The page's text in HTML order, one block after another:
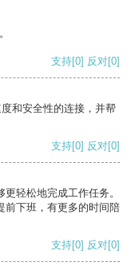
支持[0] 反对[0]
和安全性的连接，并帮
支持[0] 反对[0]
轻松地完成工作任务。
前下班，有更多的时间陪
支持[0] 反对[0]